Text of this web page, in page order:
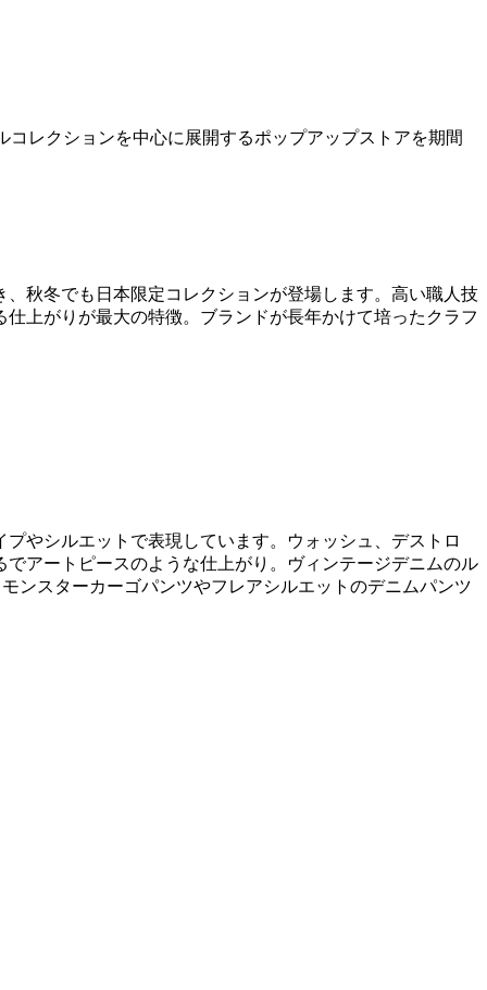
コレクションを中心に展開するポップアップストアを期間
秋冬でも日本限定コレクションが登場します。高い職人技
上がりが最大の特徴。ブランドが長年かけて培ったクラフ
やシルエットで表現しています。ウォッシュ、デストロ
アートピースのような仕上がり。ヴィンテージデニムのル
ンスターカーゴパンツやフレアシルエットのデニムパンツ